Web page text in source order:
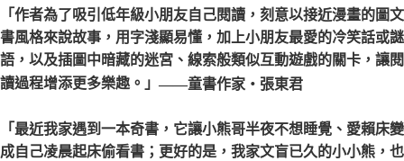
「作者為了吸引低年級小朋友自己閱讀，刻意以接近漫畫的圖文
書風格來說故事，用字淺顯易懂，加上小朋友最愛的冷笑話或謎
語，以及插圖中暗藏的迷宮、線索般類似互動遊戲的關卡，讓閱
讀過程增添更多樂趣。」 ——童書作家‧張東君
「最近我家遇到一本奇書，它讓小熊哥半夜不想睡覺、愛賴床變
成自己凌晨起床偷看書；更好的是，我家文盲已久的小小熊，也